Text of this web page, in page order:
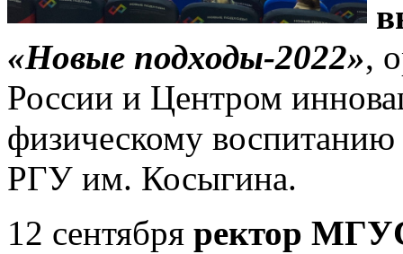
«Новые подходы-2022»,
России и Центром
физическому воспитанию
РГУ им. Косыгина.
12 сентября ректор